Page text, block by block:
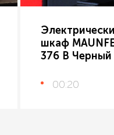
шкаф
376 B Черный
00:20